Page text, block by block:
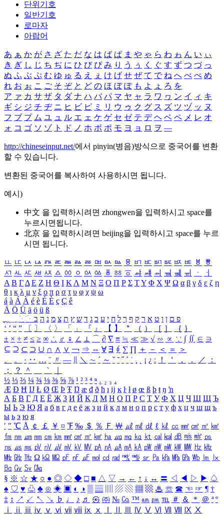
단위기호
일반기호
로마자
아랍어
あ ぁ か が さ ざ た だ な は ば ぱ ま や ゃ ら わ ゎ ん い ぃ
き ぎ し じ ち ぢ に ひ び ぴ み り う ぅ く ぐ す ず つ づ っ
ぬ ふ ぶ ぷ む ゆ ゅ る え ぇ け げ せ ぜ て で ね へ べ ぺ め
れ お ぉ こ ご そ ぞ と ど の ほ ぼ ぽ も よ ょ ろ を
ア ァ カ サ ザ タ ダ ナ ハ バ パ マ ヤ ャ ラ ワ ヮ ン イ ィ キ
ギ シ ジ チ ヂ ニ ヒ ビ ピ ミ リ ウ ゥ ク グ ス ズ ツ ヅ ッ ヌ
フ ブ プ ム ユ ュ ル エ ェ ケ ゲ セ ゼ テ デ ヘ ベ ペ メ レ オ
ォ コ ゴ ソ ゾ ト ド ノ ホ ボ ポ モ ヨ ョ ロ ヲ ―
http://chineseinput.net/에서 pinyin(병음)방식으로 중국어를 변환
할 수 있습니다.
변환된 중국어를 복사하여 사용하시면 됩니다.
예시)
中文 을 입력하시려면 zhongwen을 입력하시고 space를
누르시면됩니다.
北京 을 입력하시려면 beijing을 입력하시고 space를 누르
시면 됩니다.
ㅥ ㅦ ㅧ ㅨ ㅩ ㅪ ㅫ ㅬ ㅭ ㅮ ㅯ ㅰ ㅱ ㅲ ㅳ ㅴ ㅵ ㅶ ㅷ ㅸ
ㅹ
ㅺ ㅻ ㅼ ㅽ ㅾ ㅿ ㆀ ㆁ ㆂ ㆃ ㆄ ㆅ ㆆ ㆇ ㆈ ㆉ ㆊ ㆋ ㆌ ㆍ
ㆎ
Α Β ΓΔ Ε Ζ Η Θ Ι ΚΛ Μ Ν Ξ Ο Π Ρ Σ ΤΥ Φ Χ Ψ Ω α β γ δ ε ζ η
θ ι κ λ μ ν ξ ο π ρ σ τ υ φ χ ψ ω
á à Á À é è É È ç Ç ê
Ä Ö Ü ä ö ü ß
ִֶֹ ֻּ ׁׂ פ ם ן ו ט א ר ק ף ך ל ח י ע כ ג ד ש ץ ת צ מ נ ה ב
‘ ’ “ ” 〔 〕 〈 〉 「 」 『 』 【 】 ＂ （ ） ［ ］ ｛ ｝
± × ÷ ≠ ≤ ≥ ∞ ∴ ♂ ♀ ∠ ⊥ ⌒ ∂ ∇ ≡ ≒ ≪ ≫ √ ∽ ∝ ∵ ∫ ∬ ∈ ∋
⊆ ⊇ ⊂ ⊃ ∪ ∩ ∧ ∨ ￢ ⇒ ⇔ ∀ ∃ ∮ ∑ ∏ ＋ － ＜ ＝
＞
、
。 · ‥ … ¨ 〃 ― ＼ ∼ ´ ～ ˇ ˘ ˝ ˚ ˙ ¸ ¡ ¿ ː ！ ＇ ， ． ／
：
；
？ ＾ ｀
½ ⅓ ⅔ ¼ ¾ ⅛ ⅜ ⅝ ⅞ ¹ ² ³ ⁴ ⁿ ₁ ₂ ₃ ₄
Æ Ð Ħ Ĳ Ł Ø Œ Þ Ŧ Ŋ æ đ ð ħ ı ĳ ĸ ŀ ł ø œ ß þ ŧ ŋ ŉ
А Б В Г Д Е Ё Ж З И Й К Л М Н О П Р С Т У Ф Х Ц Ч Ш Щ Ъ
Ы Ь Э Ю Я а б в г д е ё ж з и й к л м н о п р с т у ф х ц ч ш щ ъ
ы ь э ю я
′ ″ ℃ Å ￠ ￡ ￥ ¤ ℉ ‰ ＄ ％ Ｆ ￦ ㎕ ㎖ ㎗ ℓ ㎘ ㏄ ㎣ ㎤ ㎥ ㎦
㎙ ㎚ ㎛ ㎜ ㎝ ㎞ ㎟ ㎠ ㎡ ㎢ ㏊ ㎍ ㎎ ㎏ ㏏ ㎈ ㎉ ㏈ ㎧ ㎨ ㎰
㎱ ㎲ ㎳ ㎴ ㎵ ㎶ ㎷ ㎸ ㎹ ㎀ ㎁ ㎂ ㎃ ㎄ ㎺ ㎻ ㎽ ㎾ ㎿ ㎐ ㎑
㎒ ㎓ ㎔ Ω ㏀ ㏁ ㎊ ㎋ ㎌ ㏖ ㏅ ㎭ ㎮ ㎯ ㏛ ㎩ ㎪ ㎫ ㎬ ㏝ ㏐
㏓
㏃ ㏉ ㏜ ㏆
§ ※ ☆ ★ ○ ● ◎ ◇ ◆ □ ■ △ ▽ → ← ↑ ↓ ↔ 〓 ◁ ◀ ▷ ▶ ♤
♠ ♡ ♥ ♧ ♣ ⊙ ◈ ▣ ◐ ◑ ▒ ▤ ▨ ▧ ▦ ▩ ♨ ☏ ☎ ☜ ☞ ¶ †
‡ ↕ ↗ ↙ ↖ ↘ ♭ ♩ ♪ ♬ ㉿ ㈜ № ㏇ ™ ㏂ ㏘ ℡ ＃ ＆ ＊ ＠ ª º
ⅰ
ⅱ ⅲ ⅳ ⅴ ⅵ ⅶ ⅷ ⅸ ⅹ Ⅳ Ⅴ Ⅵ Ⅶ Ⅷ Ⅸ Ⅹ